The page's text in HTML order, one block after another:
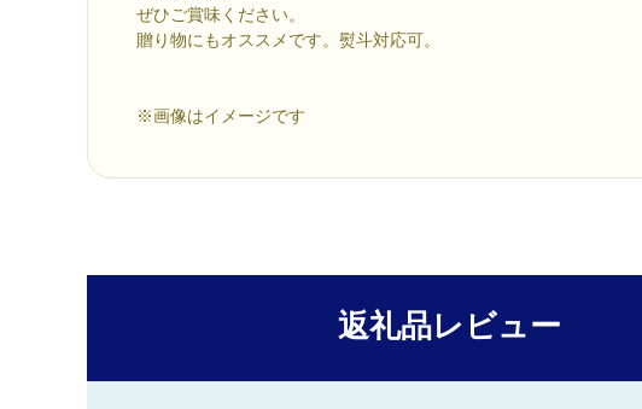
ぜひご賞味ください。
贈り物にもオススメです。熨斗対応可。
※画像はイメージです
返礼品レビュー